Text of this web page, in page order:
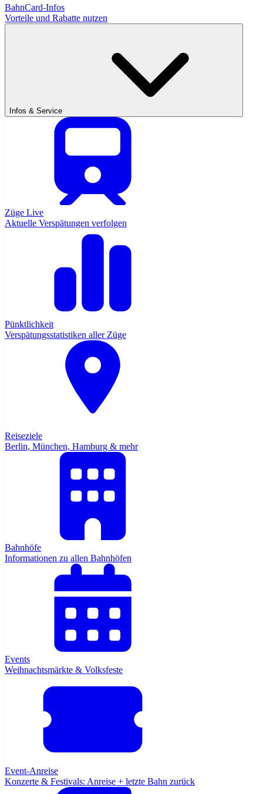
BahnCard-Infos
Vorteile und Rabatte nutzen
Infos & Service
Züge Live
Aktuelle Verspätungen verfolgen
Pünktlichkeit
Verspätungsstatistiken aller Züge
Reiseziele
Berlin, München, Hamburg & mehr
Bahnhöfe
Informationen zu allen Bahnhöfen
Events
Weihnachtsmärkte & Volksfeste
Event-Anreise
Konzerte & Festivals: Anreise + letzte Bahn zurück